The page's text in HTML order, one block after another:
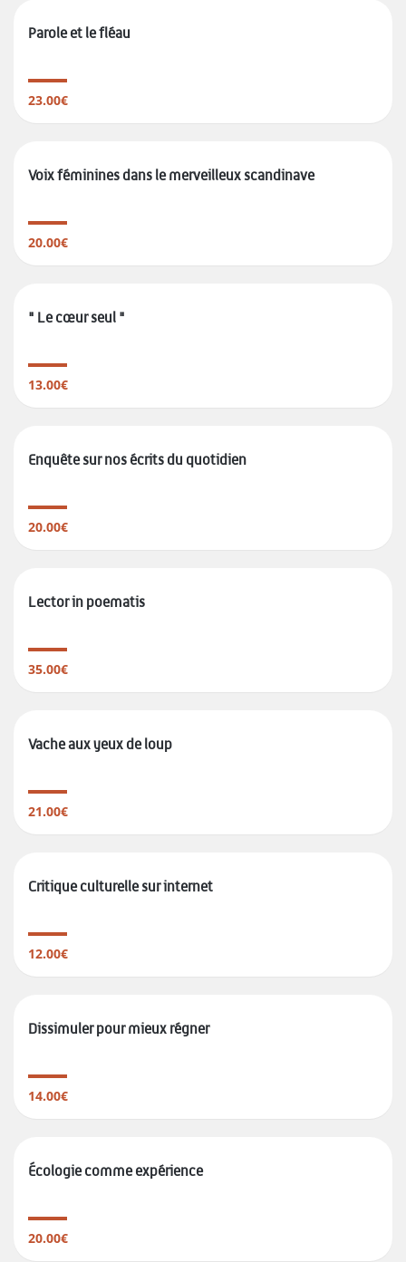
Parole et le fléau
23.00€
Voix féminines dans le merveilleux scandinave
20.00€
" Le cœur seul "
13.00€
Enquête sur nos écrits du quotidien
20.00€
Lector in poematis
35.00€
Vache aux yeux de loup
21.00€
Critique culturelle sur internet
12.00€
Dissimuler pour mieux régner
14.00€
Écologie comme expérience
20.00€